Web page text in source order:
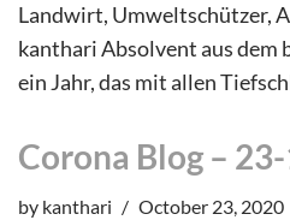
Landwirt, Umweltschützer,
kanthari Absolvent aus dem
ein Jahr, das mit allen
Corona Blog –
by kanthari October 23, 2020